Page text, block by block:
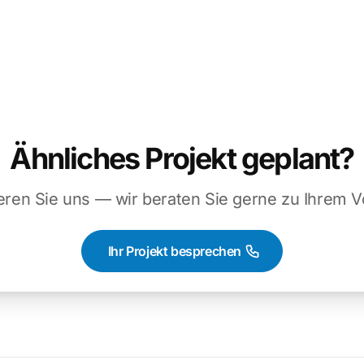
Ähnliches Projekt geplant?
Sie uns — wir beraten Sie gerne zu Ihrem
Ihr Projekt besprechen